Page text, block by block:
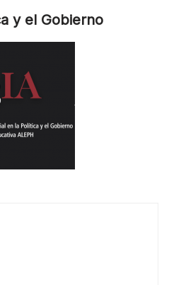
y el Gobierno